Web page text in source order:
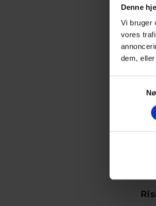
Denne
Vi bruger
vores
dem,